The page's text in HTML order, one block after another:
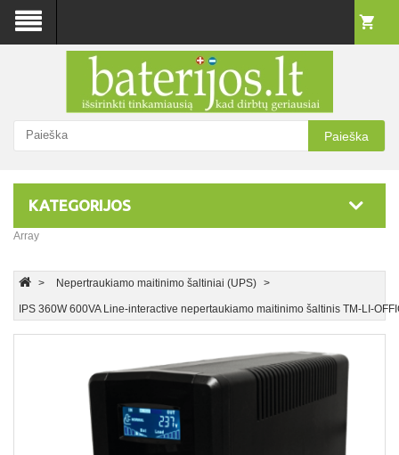
Paieška
KATEGORIJOS
Array
Nepertraukiamo maitinimo šaltiniai (UPS)
IPS 360W 600VA Line-interactive nepertaukiamo maitinimo šaltinis TM-LI-